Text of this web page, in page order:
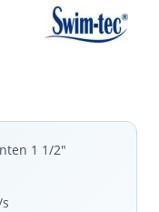
1 1/2"